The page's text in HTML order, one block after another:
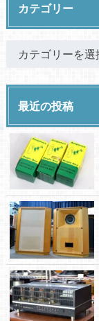
カテゴリー
最近の投稿